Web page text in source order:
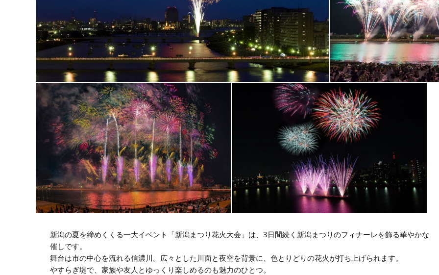
新潟の夏を締めくくる一大イベント「新潟まつり花火大会」は、3日間続く新潟まつりのフィナーレを飾る華やかな
催しです。
舞台は市の中心を流れる信濃川。広々とした川面と夜空を背景に、色とりどりの花火が打ち上げられます。
やすらぎ堤で、家族や友人とゆっくり楽しめるのも魅力のひとつ。